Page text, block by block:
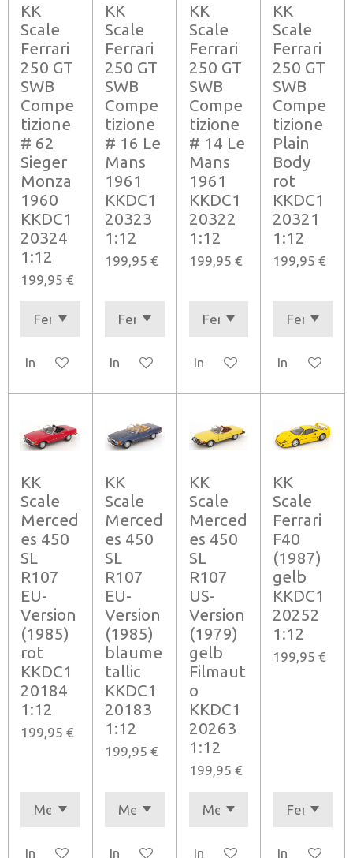
KK
Scale
Ferrari
250 GT
SWB
Compe
tizione
# 62
Sieger
Monza
1960
KKDC1
20324
1:12
199,95 €
In den Warenkorb
KK
Scale
Ferrari
250 GT
SWB
Compe
tizione
# 16 Le
Mans
1961
KKDC1
20323
1:12
199,95 €
In den Warenkorb
KK
Scale
Ferrari
250 GT
SWB
Compe
tizione
# 14 Le
Mans
1961
KKDC1
20322
1:12
199,95 €
In den Warenkorb
KK
Scale
Ferrari
250 GT
SWB
Compe
tizione
Plain
Body
rot
KKDC1
20321
1:12
199,95 €
In den
KK
Scale
Merced
es 450
SL
R107
EU-
Version
(1985)
rot
KKDC1
20184
1:12
199,95 €
In den Warenkorb
KK
Scale
Merced
es 450
SL
R107
EU-
Version
(1985)
blaume
tallic
KKDC1
20183
1:12
199,95 €
In den Warenkorb
KK
Scale
Merced
es 450
SL
R107
US-
Version
(1979)
gelb
Filmaut
o
KKDC1
20263
1:12
199,95 €
In den Warenkorb
KK
Scale
Ferrari
F40
(1987)
gelb
KKDC1
20252
1:12
199,95 €
In den